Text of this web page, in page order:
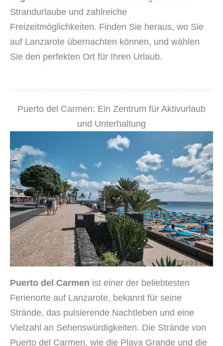
Strandurlaube und zahlreiche
Freizeitmöglichkeiten. Finden Sie heraus, wo Sie
auf Lanzarote übernachten können, und wählen
Sie den perfekten Ort für Ihren Urlaub.
Puerto del Carmen: Ein Zentrum für Aktivurlaub
und Unterhaltung
Puerto del Carmen ist einer der beliebtesten
Ferienorte auf Lanzarote, bekannt für seine
Strände, das pulsierende Nachtleben und eine
Vielzahl an Sehenswürdigkeiten. Die Strände von
Puerto del Carmen, wie die Playa Grande und die